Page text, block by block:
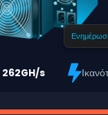
262GH/s